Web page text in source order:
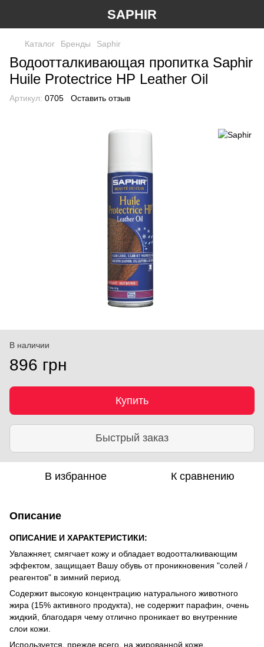
SAPHIR
Каталог Бренды Saphir
Водоотталкивающая пропитка Saphir
Huile Protectrice HP Leather Oil
Артикул: 0705 Оставить отзыв
В наличии
896 грн
Купить
Быстрый заказ
В избранное К сравнению
Описание
ОПИСАНИЕ И ХАРАКТЕРИСТИКИ:
Увлажняет, смягчает кожу и обладает водоотталкивающим
эффектом, защищает Вашу обувь от проникновения "солей /
реагентов" в зимний период.
Содержит высокую концентрацию натурального животного
жира (15% активного продукта), не содержит парафин, очень
жидкий, благодаря чему отлично проникает во внутренние
слои кожи.
Используется, прежде всего, на жированной коже,